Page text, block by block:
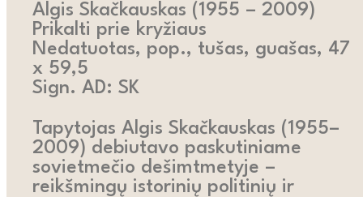
Algis Skačkauskas (1955 – 2009)
Prikalti prie kryžiaus
Nedatuotas, pop., tušas, guašas, 47
x 59,5
Sign. AD: SK
Tapytojas Algis Skačkauskas (1955–
2009) debiutavo paskutiniame
sovietmečio dešimtmetyje –
reikšmingų istorinių politinių ir